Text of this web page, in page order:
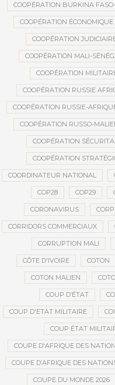
COOPÉRATION BURKINA
COOPÉRATION ÉCONOMIQUE
COOPÉRATION
COOPÉRATION MALI-
COOPÉRATION
COOPÉRATION RUSSIE
COOPÉRATION RUSSIE-
COOPÉRATION RUSSO-
COOPÉRATION
COOPÉRATION
COORDINATEUR NATIONAL
COP28 COP29
CORONAVIRUS
CORRIDORS COMMERCIAUX
CORRUPTION MALI
CÔTE D'IVOIRE COTON
COTON MALIEN
COUP D’ÉTAT
COUP D'ETAT MILITAIRE
COUP ÉTAT
COUPE D'AFRIQUE DES
COUPE D’AFRIQUE DES
COUPE DU MONDE 2026